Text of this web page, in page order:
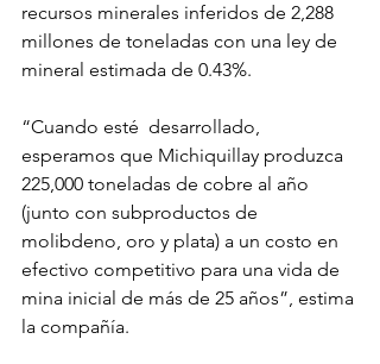
recursos minerales inferidos de 2,288
millones de toneladas con una ley de
mineral estimada de 0.43%.
“Cuando esté  desarrollado,
esperamos que Michiquillay produzca
225,000 toneladas de cobre al año
(junto con subproductos de
molibdeno, oro y plata) a un costo en
efectivo competitivo para una vida de
mina inicial de más de 25 años”, estima
la compañía.